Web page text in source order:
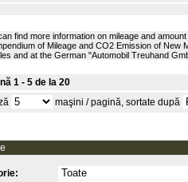
find more information on mileage and
of Mileage and CO2 Emission of New
and at the German "Automobil Treuhand
1 - 5 de la 20
maşini / pagină, sortate după